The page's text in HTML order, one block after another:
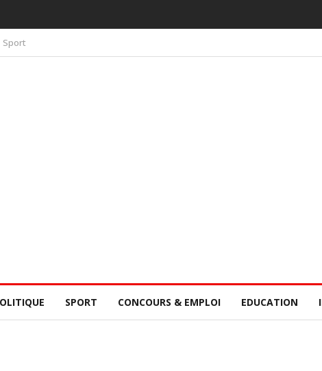
PAR LA CONSCIENCE COLLECTIVE DES SÉNÉGALAIS
Sport
SPORT CONCOURS & EMPLOI EDUCATION